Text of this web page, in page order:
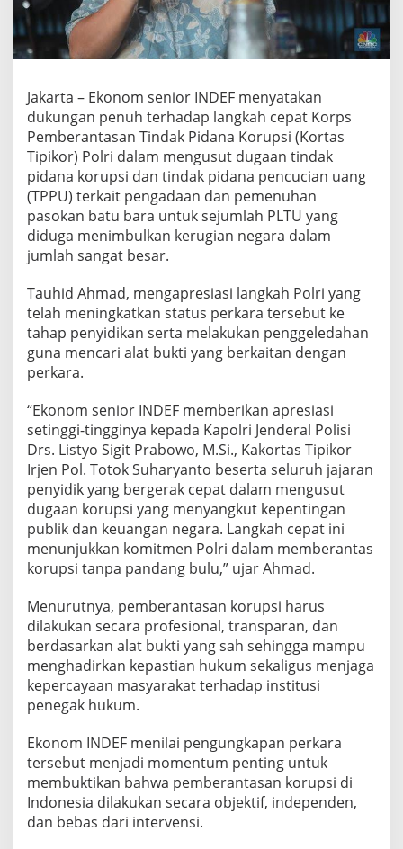
i
K
e
b
r
a
n
i
a
n
o
l
r
i
g
k
a
p
a
a
n
K
o
r
u
p
s
B
t
u
B
r
a
n
R
u
g
i
Jakarta – Ekonom senior INDEF menyatakan
dukungan penuh terhadap langkah cepat Korps
Pemberantasan Tindak Pidana Korupsi (Kortas
Tipikor) Polri dalam mengusut dugaan tindak
pidana korupsi dan tindak pidana pencucian uang
(TPPU) terkait pengadaan dan pemenuhan
pasokan batu bara untuk sejumlah PLTU yang
diduga menimbulkan kerugian negara dalam
jumlah sangat besar.
Tauhid Ahmad, mengapresiasi langkah Polri yang
telah meningkatkan status perkara tersebut ke
tahap penyidikan serta melakukan penggeledahan
guna mencari alat bukti yang berkaitan dengan
perkara.
“Ekonom senior INDEF memberikan apresiasi
setinggi-tingginya kepada Kapolri Jenderal Polisi
Drs. Listyo Sigit Prabowo, M.Si., Kakortas Tipikor
Irjen Pol. Totok Suharyanto beserta seluruh jajaran
penyidik yang bergerak cepat dalam mengusut
dugaan korupsi yang menyangkut kepentingan
publik dan keuangan negara. Langkah cepat ini
menunjukkan komitmen Polri dalam memberantas
korupsi tanpa pandang bulu,” ujar Ahmad.
Menurutnya, pemberantasan korupsi harus
dilakukan secara profesional, transparan, dan
berdasarkan alat bukti yang sah sehingga mampu
menghadirkan kepastian hukum sekaligus menjaga
kepercayaan masyarakat terhadap institusi
penegak hukum.
Ekonom INDEF menilai pengungkapan perkara
tersebut menjadi momentum penting untuk
membuktikan bahwa pemberantasan korupsi di
Indonesia dilakukan secara objektif, independen,
dan bebas dari intervensi.